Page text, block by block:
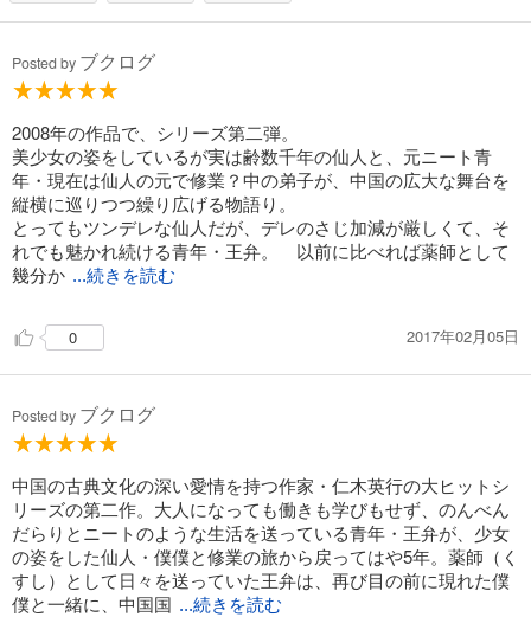
Posted by ブクログ
2008年の作品で、シリーズ第二弾。
美少女の姿をしているが実は齢数千年の仙人と、元ニート青
年・現在は仙人の元で修業？中の弟子が、中国の広大な舞台を
縦横に巡りつつ繰り広げる物語り。
とってもツンデレな仙人だが、デレのさじ加減が厳しくて、そ
れでも魅かれ続ける青年・王弁。 以前に比べれば薬師として
幾分か ...続きを読む
0 2017年02月05日
Posted by ブクログ
中国の古典文化の深い愛情を持つ作家・仁木英行の大ヒットシ
リーズの第二作。大人になっても働きも学びもせず、のんべん
だらりとニートのような生活を送っている青年・王弁が、少女
の姿をした仙人・僕僕と修業の旅から戻ってはや5年。薬師（く
すし）として日々を送っていた王弁は、再び目の前に現れた僕
僕と一緒に、中国国 ...続きを読む